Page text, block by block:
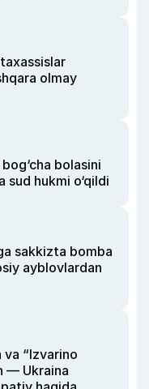
olmay
bolasini
hukmi o‘qildi
sakkizta bomba
ayblovlardan
va “Izvarino
— Ukraina